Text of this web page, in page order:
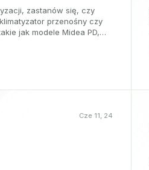
zastanów się, czy
przenośny czy
jak modele Midea PD,
przestrzeni.
Cze 11, 24